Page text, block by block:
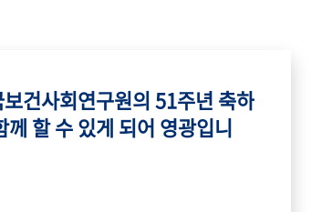
건사회연구원의 51주년 축하
께 할 수 있게 되어 영광입니